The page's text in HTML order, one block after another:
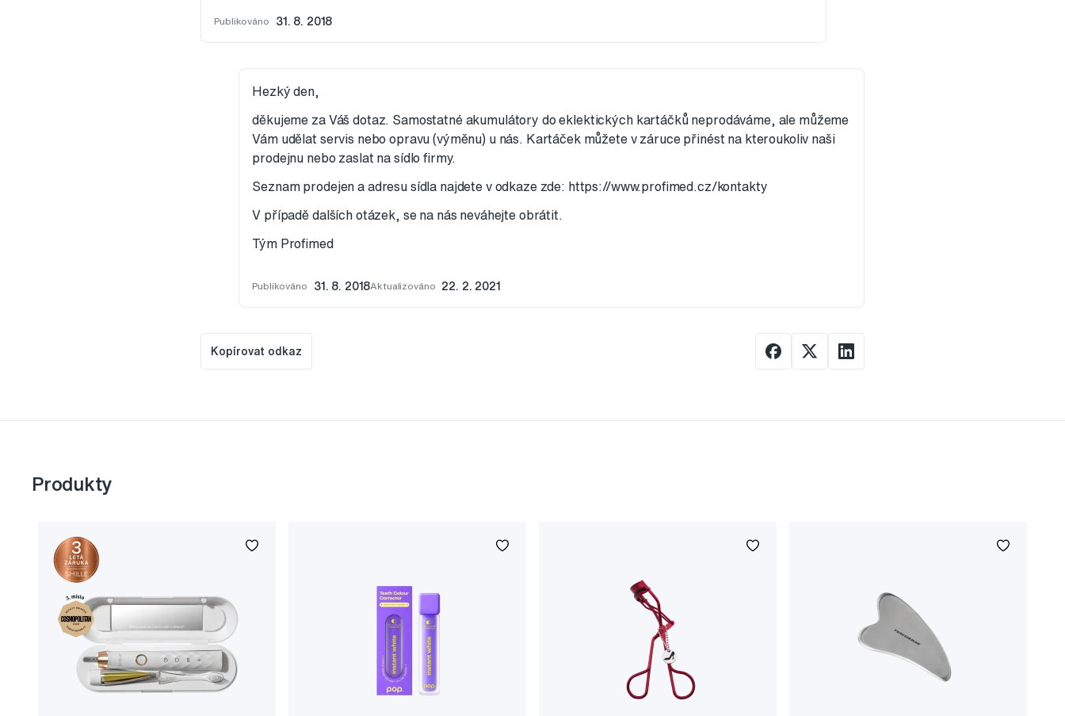
Publikováno 31. 8. 2018
Hezký den,
děkujeme za Váš dotaz. Samostatné akumulátory do eklektických kartáčků neprodáváme, ale můžeme
Vám udělat servis nebo opravu (výměnu) u nás. Kartáček můžete v záruce přinést na kteroukoliv naši
prodejnu nebo zaslat na sídlo firmy.
Seznam prodejen a adresu sídla najdete v odkaze zde: https://www.profimed.cz/kontakty
V případě dalších otázek, se na nás neváhejte obrátit.
Tým Profimed
Publikováno 31. 8. 2018Aktualizováno 22. 2. 2021
Kopírovat odkaz
Produkty